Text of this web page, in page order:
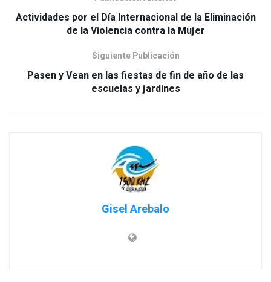
Actividades por el Día Internacional de la Eliminación
Siguiente Publicación
Pasen y Vean en las fiestas de fin de año de las
Gisel Arebalo